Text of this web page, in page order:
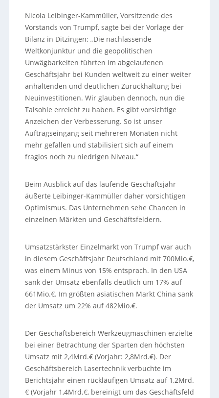
Nicola Leibinger-Kammüller, Vorsitzende des
Vorstands von Trumpf, sagte bei der Vorlage der
Bilanz in Ditzingen: „Die nachlassende
Weltkonjunktur und die geopolitischen
Unwägbarkeiten führten im abgelaufenen
Geschäftsjahr bei Kunden weltweit zu einer weiter
anhaltenden und deutlichen Zurückhaltung bei
Neuinvestitionen. Wir glauben dennoch, nun die
Talsohle erreicht zu haben. Es gibt vorsichtige
Anzeichen der Verbesserung. So ist unser
Auftragseingang seit mehreren Monaten nicht
mehr gefallen und stabilisiert sich auf einem
fraglos noch zu niedrigen Niveau.“
Beim Ausblick auf das laufende Geschäftsjahr
äußerte Leibinger-Kammüller daher vorsichtigen
Optimismus. Das Unternehmen sehe Chancen in
einzelnen Märkten und Geschäftsfeldern.
Umsatzstärkster Einzelmarkt von Trumpf war auch
in diesem Geschäftsjahr Deutschland mit 700Mio.€,
was einem Minus von 15% entsprach. In den USA
sank der Umsatz ebenfalls deutlich um 17% auf
661Mio.€. Im größten asiatischen Markt China sank
der Umsatz um 22% auf 482Mio.€.
Der Geschäftsbereich Werkzeugmaschinen erzielte
bei einer Betrachtung der Sparten den höchsten
Umsatz mit 2,4Mrd.€ (Vorjahr: 2,8Mrd.€). Der
Geschäftsbereich Lasertechnik verbuchte im
Berichtsjahr einen rückläufigen Umsatz auf 1,2Mrd.
€ (Vorjahr 1,4Mrd.€, bereinigt um das Geschäftsfeld